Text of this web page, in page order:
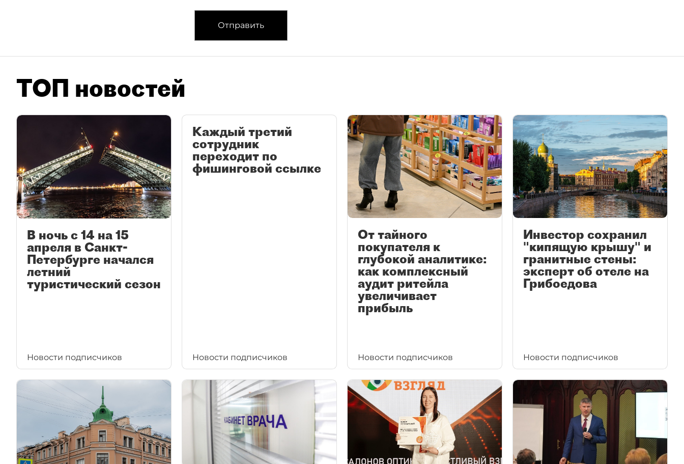
Отправить
ТОП новостей
В ночь с 14 на 15
апреля в Санкт-
Петербурге начался
летний
туристический сезон
Новости подписчиков
Каждый третий
сотрудник
переходит по
фишинговой ссылке
Новости подписчиков
От тайного
покупателя к
глубокой аналитике:
как комплексный
аудит ритейла
увеличивает
прибыль
Новости подписчиков
Инвестор сохранил
"кипящую крышу" и
гранитные стены:
эксперт об отеле на
Грибоедова
Новости подписчиков